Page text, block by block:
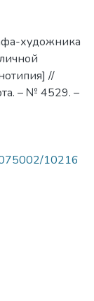
художника
//
– № 4529. –
10216